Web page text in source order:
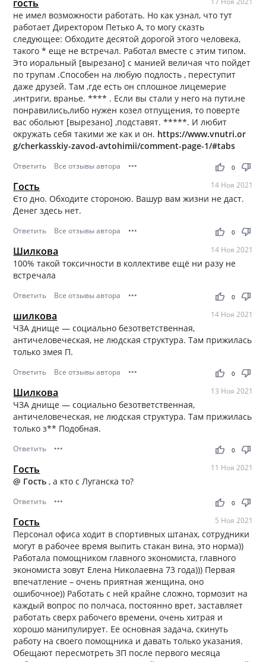
гость
не имел возможности работать. Но как узнал, что тут
работает Директором Петько А, то могу сказть
следующее: Обходите десятой дорогой этого человека,
такого * еще не встречал. Работал вместе с этим типом.
Это иоральный [вырезано] с манией величая что пойдет
по трупам .Способен на любую подлость , переступит
даже друзей. Там ,где есть он сплошное лицемерие
,интриги, вранье. **** . Если вы стали у него на пути,не
понравились,либо нужен козел отпущения, то поверте
вас обольют [вырезано] ,подставят. *****. И любит
окружать себя такими же как и он. https://www.vnutri.or
g/cherkasskiy-zavod-avtohimii/comment-page-1/#tabs
Ответить Все отзывы автора ••• thumb_up thumb_down
0
Гость 14 Ноя 2021
Єто дно. Обходите стороною. Вашур вам жизни не даст.
Денег здесь нет.
Ответить Все отзывы автора ••• thumb_up thumb_down
0
Шилкова 14 Ноя 2021
100% такой токсичности в коллективе ещё ни разу не
встречала
Ответить Все отзывы автора ••• thumb_up thumb_down
0
шилкова 14 Ноя 2021
ЧЗА днище — социально безответственная,
античеловеческая, не людская структура. Там прижилась
только змея П.
Ответить Все отзывы автора ••• thumb_up thumb_down
0
Шилкова 13 Ноя 2021
ЧЗА днище — социально безответственная,
античеловеческая, не людская структура. Там прижилась
только з** Подобная.
Ответить ••• thumb_up thumb_down
0
Гость 11 Ноя 2021
@ Гость, а кто с Луганска то?
Ответить ••• thumb_up thumb_down
0
Гость 5 Ноя 2021
Персонал офиса ходит в спортивных штанах, сотрудники
могут в рабочее время выпить стакан вина, это норма))
Работала помощником главного экономиста, главного
экономиста зовут Елена Николаевна 73 года))) Первая
впечатление – очень приятная женщина, оно
ошибочное)) Работать с ней крайне сложно, тормозит на
каждый вопрос по полчаса, постоянно врет, заставляет
работать сверх рабочего времени, очень хитрая и
хорошо манипулирует. Ее основная задача, скинуть
работу на своего помощника и давать только указания.
Обещают пересмотреть ЗП после первого месяца